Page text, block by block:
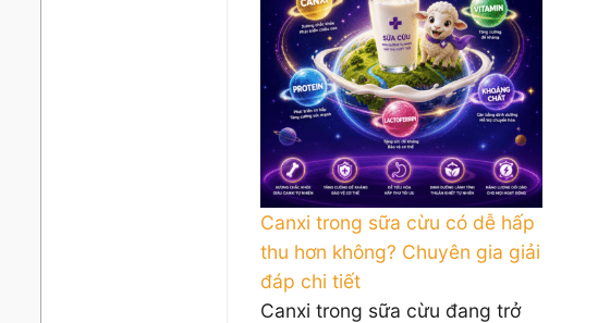
Canxi trong sữa cừu có dễ hấp
thu hơn không? Chuyên gia giải
đáp chi tiết
Canxi trong sữa cừu đang trở